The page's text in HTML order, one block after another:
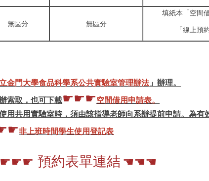
無區分 無區分
填紙本「空間
「線上預
金門大學食品科學系公共實驗室管理辦法」辦理。
索取，也可下載☛☛☛空間借用申請表。
用共用實驗室時，須由該指導老師向系辦提前申請。為有
非上班時間學生使用登記表
預約表單連結 ☚☚☚